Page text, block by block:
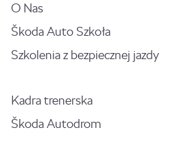
O Nas
Škoda Auto Szkoła
Szkolenia z bezpiecznej jazdy
Kadra trenerska
Škoda Autodrom